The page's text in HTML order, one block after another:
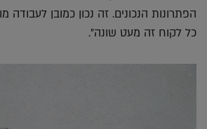
כל לקוח זה מעט שונה".